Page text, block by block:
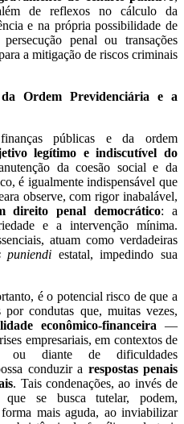
de reflexos no cálculo da
e na própria possibilidade de
penal ou transações
a mitigação de riscos criminais
Ordem Previdenciária e a
públicas e da ordem
legítimo e indiscutível do
da coesão social e da
é igualmente indispensável que
observe, com rigor inabalável,
direito penal democrático: a
e a intervenção mínima.
atuam como verdadeiras
puniendi estatal, impedindo sua
é o potencial risco de que a
condutas que, muitas vezes,
econômico-financeira —
empresariais, em contextos de
ou diante de dificuldades
conduzir a respostas penais
. Tais condenações, ao invés de
que se busca tutelar, podem,
mais aguda, ao inviabilizar